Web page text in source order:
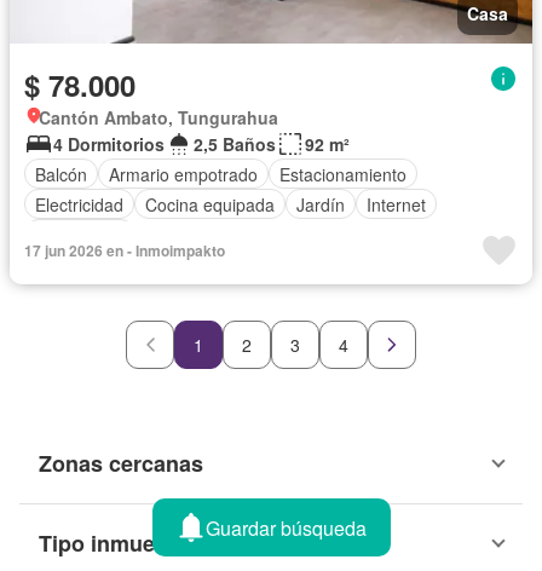
Casa
$ 78.000
Cantón Ambato, Tungurahua
4 Dormitorios
2,5 Baños
92 m²
Balcón
Armario empotrado
Estacionamiento
Electricidad
Cocina equipada Jardín
Internet
17 jun 2026 en - Inmoimpakto
1 2 3 4
Zonas cercanas
Tipo inmueble
Guardar búsqueda